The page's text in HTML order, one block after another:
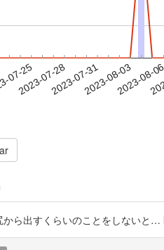
07-25
2023-07-282023-07-312023-08-032023-08-
ら出すくらいのことをしないと